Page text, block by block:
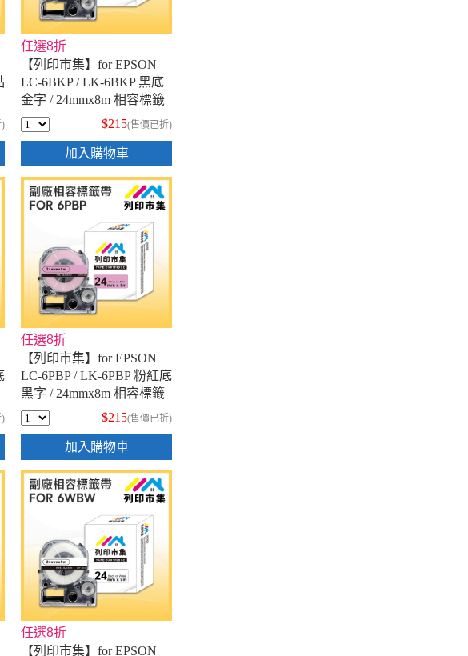
)
任選8折
【列印市集】for EPSON
LC-6BKP / LK-6BKP 黑底
金字 / 24mmx8m 相容標籤
帶
$215(售價已折)
加入購物車
)
任選8折
【列印市集】for EPSON
LC-6PBP / LK-6PBP 粉紅底
黑字 / 24mmx8m 相容標籤
帶
$215(售價已折)
加入購物車
任選8折
【列印市集】for EPSON